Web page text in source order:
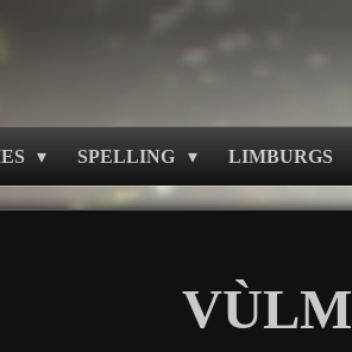
SPELLING LIMBURGS
VÙLM